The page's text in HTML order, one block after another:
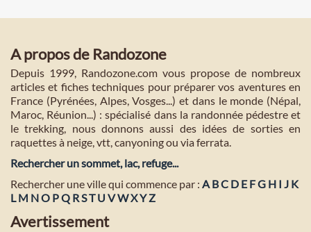
A propos de Randozone
Depuis 1999, Randozone.com vous propose de nombreux
articles et fiches techniques pour préparer vos aventures en
France (Pyrénées, Alpes, Vosges...) et dans le monde (Népal,
Maroc, Réunion...) : spécialisé dans la randonnée pédestre et
le trekking, nous donnons aussi des idées de sorties en
raquettes à neige, vtt, canyoning ou via ferrata.
Rechercher un sommet, lac, refuge...
Rechercher une ville qui commence par : A BC D E FG H I J K
L M NO PQ RST U VWXYZ
Avertissement